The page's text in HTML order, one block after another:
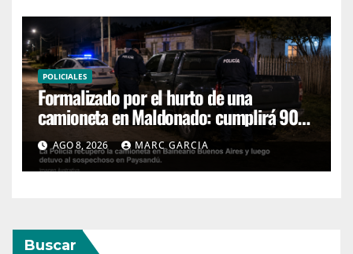
POLICIALES
Formalizado por el hurto de una
camioneta en Maldonado: cumplirá 90
días de prisión preventiva
AGO 8, 2026 MARC GARCIA
Buscar